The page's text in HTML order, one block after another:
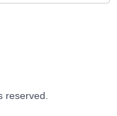
reserved.